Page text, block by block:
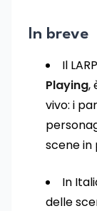
In breve
Il
Playing,
vivo: i
scene in
In
delle